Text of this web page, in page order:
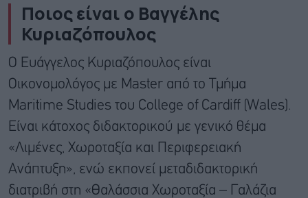
Ποιος είναι ο Βαγγέλης
Κυριαζόπουλος
Ο Ευάγγελος Κυριαζόπουλος είναι
Οικονομολόγος με Master από το Τμήμα
Maritime Studies του College of Cardiff (Wales).
Είναι κάτοχος διδακτορικού με γενικό θέμα
«Λιμένες, Χωροταξία και Περιφερειακή
Ανάπτυξη», ενώ εκπονεί μεταδιδακτορική
διατριβή στη «Θαλάσσια Χωροταξία – Γαλάζια